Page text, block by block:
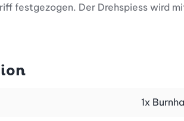
festgezogen. Der Drehspiess wird
nicht nur auf Big und Fat
1x